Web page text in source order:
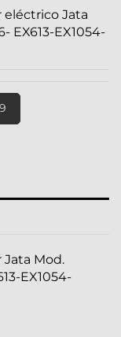
eléctrico Jata
EX613-EX1054-
Mod.
EX1054-